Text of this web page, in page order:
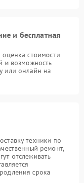
и бесплатная
оценка стоимости
и возможность
или онлайн на
техники по
ремонт,
отслеживать
срока